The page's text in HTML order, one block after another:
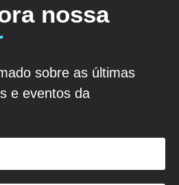
nossa
sobre as últimas
e eventos da